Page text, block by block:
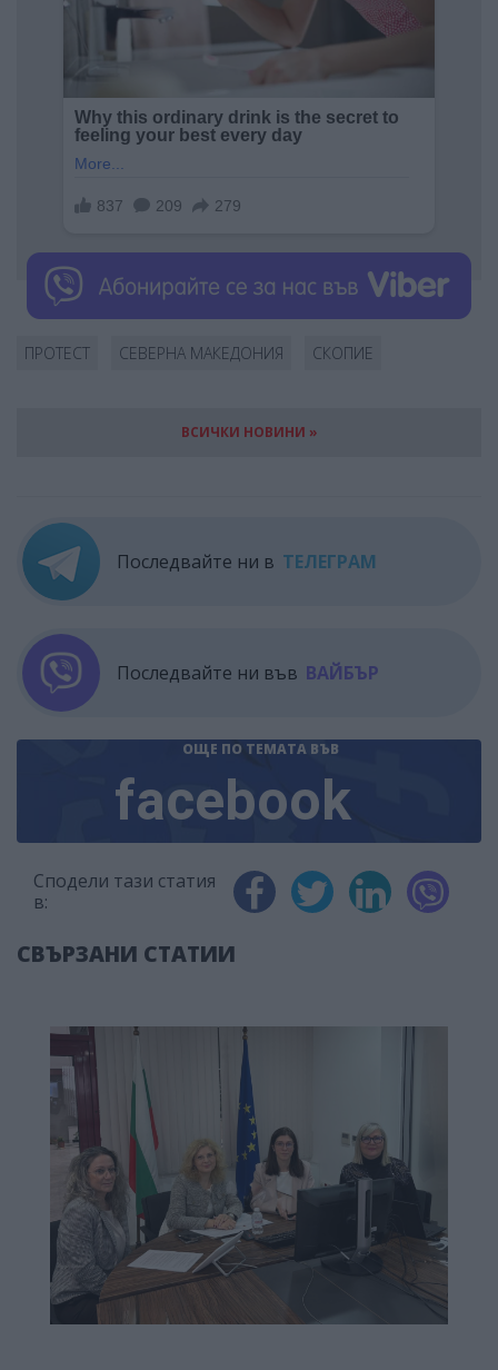
ПРОТЕСТ СЕВЕРНА МАКЕДОНИЯ СКОПИЕ
ВСИЧКИ НОВИНИ »
Последвайте ни в ТЕЛЕГРАМ
Последвайте ни във ВАЙБЪР
ОЩЕ ПО ТЕМАТА ВЪВ
facebook
Сподели тази статия
в:
СВЪРЗАНИ СТАТИИ